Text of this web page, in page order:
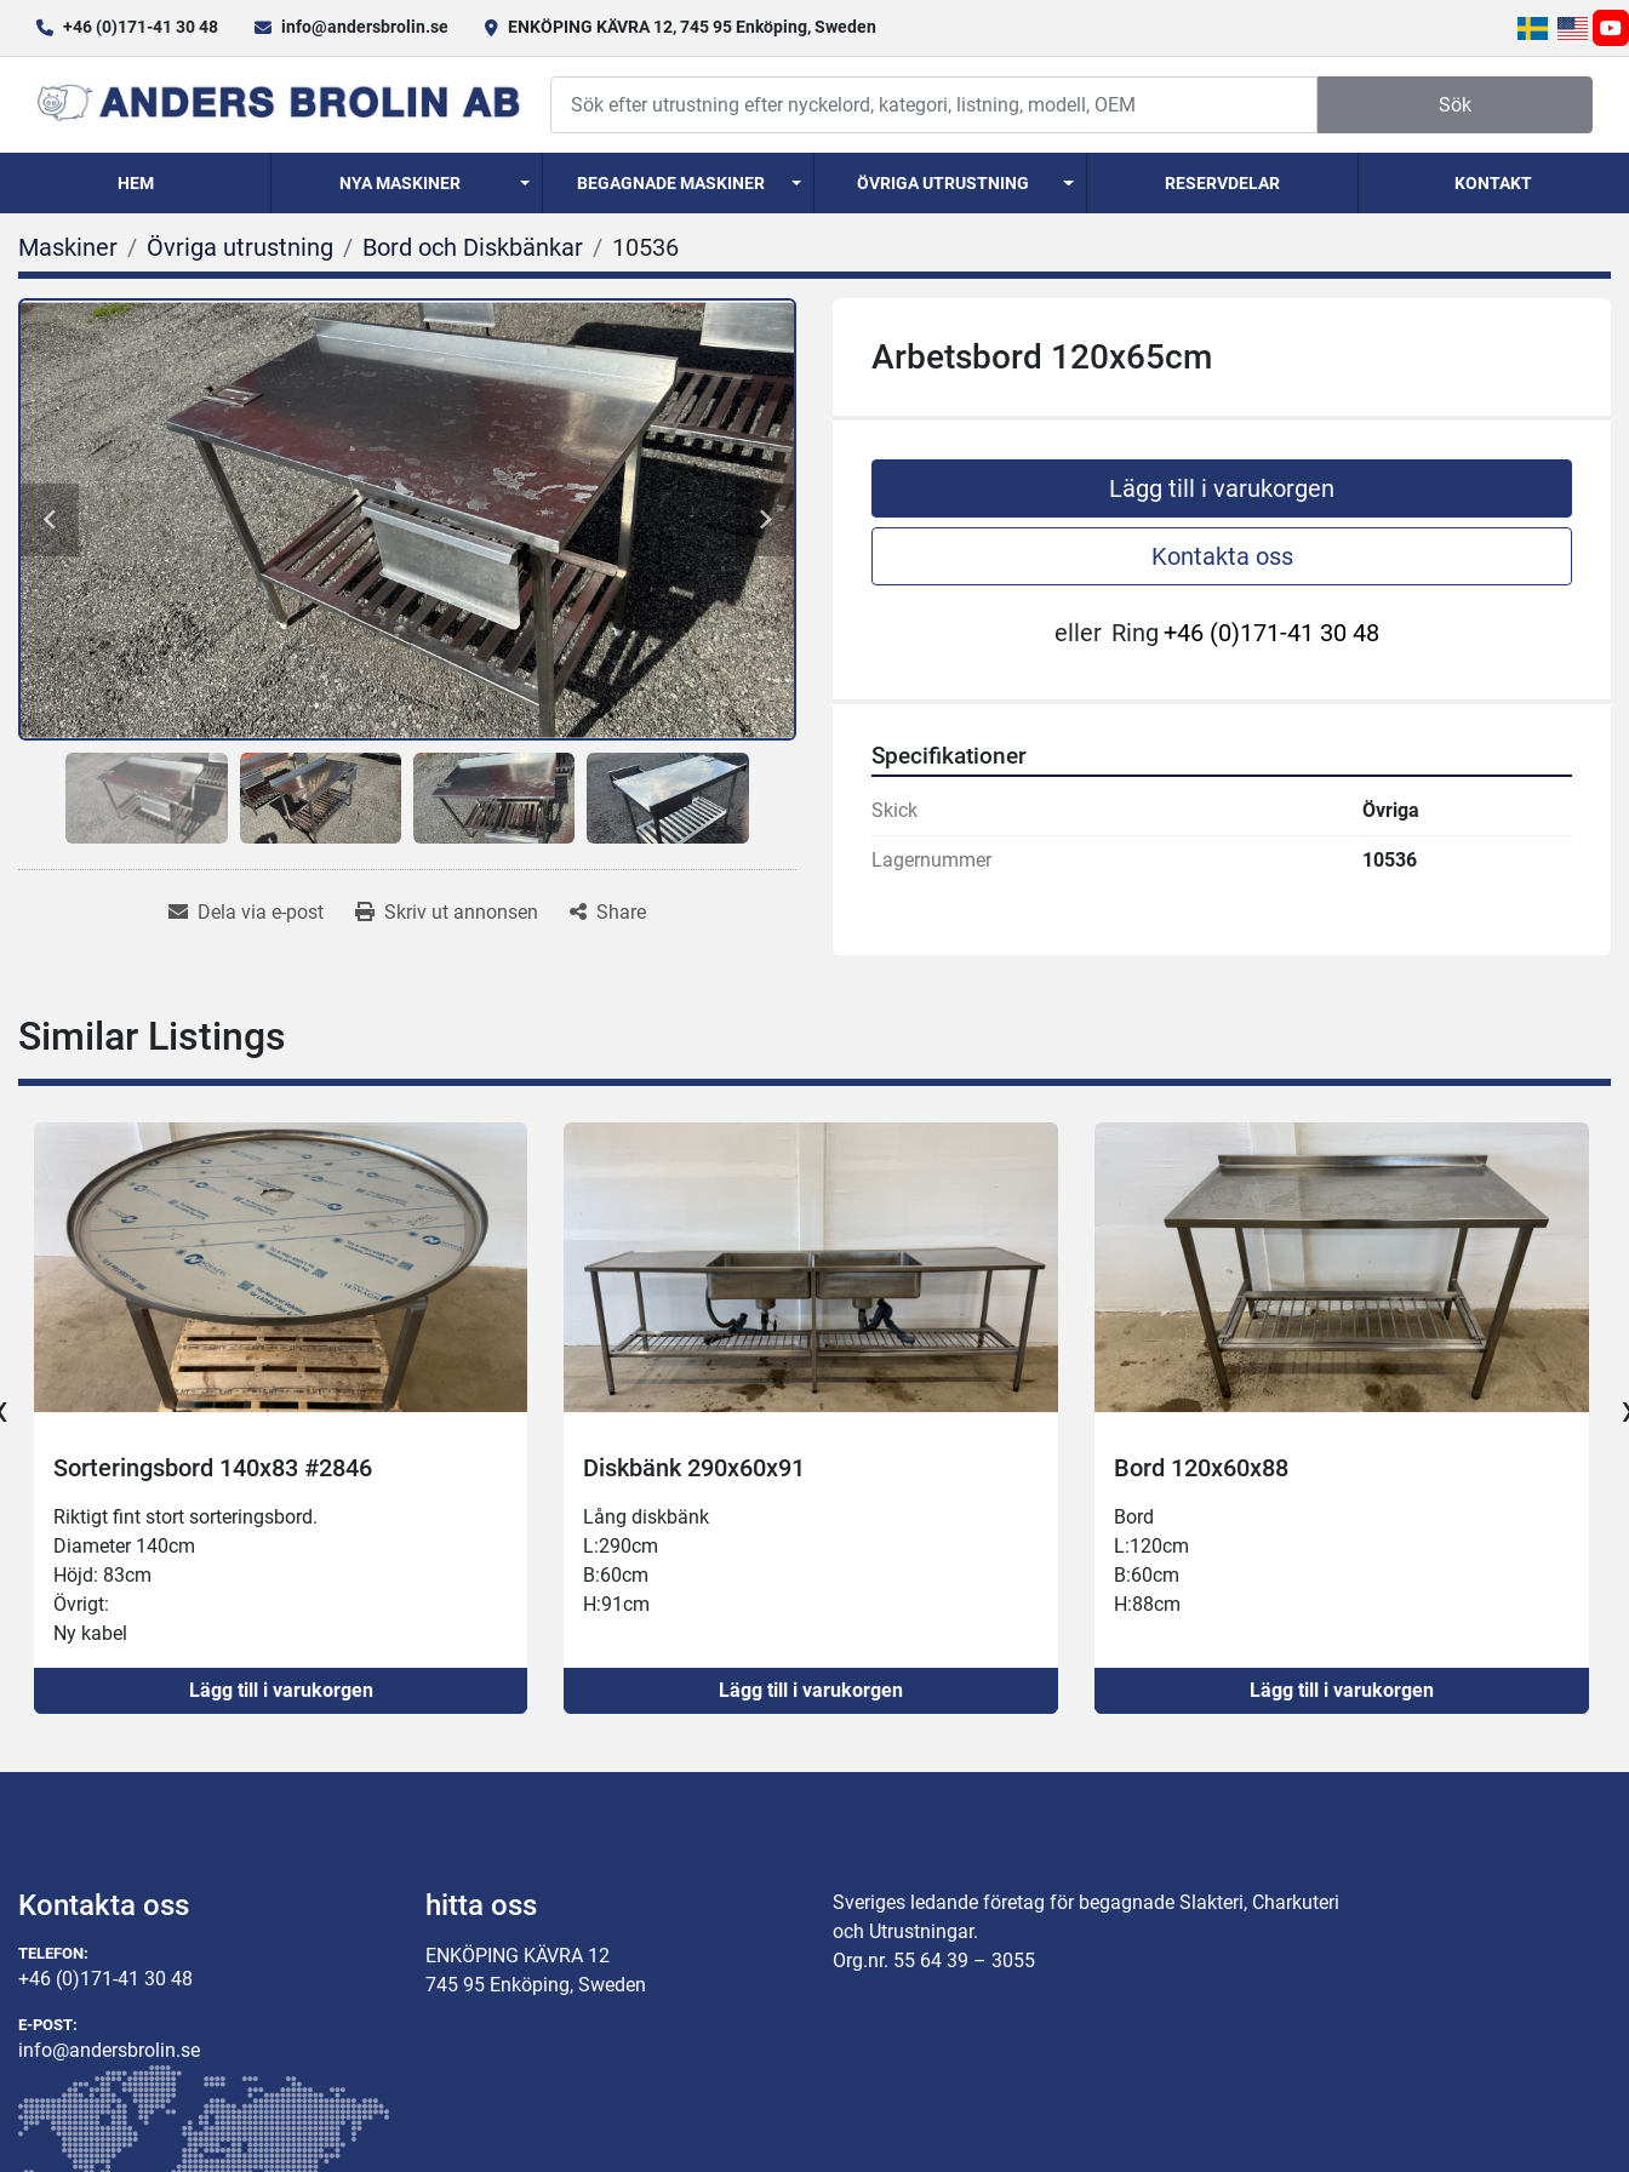
+46 (0)171-41 30 48 info@andersbrolin.se ENKÖPING KÄVRA 12, 745 95 Enköping, Sweden
Sök
HEM NYA MASKINER BEGAGNADE MASKINER ÖVRIGA UTRUSTNING RESERVDELAR KONTAKT
Maskiner Övriga utrustning Bord och Diskbänkar 10536
Dela via e-post Skriv ut annonsen Share
Arbetsbord 120x65cm
Lägg till i varukorgen
Kontakta oss
eller Ring +46 (0)171-41 30 48
Specifikationer
Skick Övriga
Lagernummer 10536
Similar Listings
Sorteringsbord 140x83 #2846
Riktigt fint stort sorteringsbord.
Diameter 140cm
Höjd: 83cm
Övrigt:
Ny kabel
Ny 16A kontakt
Lägg till i varukorgen
Diskbänk 290x60x91
Lång diskbänk
L:290cm
B:60cm
H:91cm
Lägg till i varukorgen
Bord 120x60x88
Bord
L:120cm
B:60cm
H:88cm
Lägg till i varukorgen
Kontakta oss
TELEFON:
+46 (0)171-41 30 48
E-POST:
info@andersbrolin.se
hitta oss
ENKÖPING KÄVRA 12
745 95 Enköping, Sweden
Sveriges ledande företag för begagnade Slakteri, Charkuteri
och Utrustningar.
Org.nr. 55 64 39 – 3055